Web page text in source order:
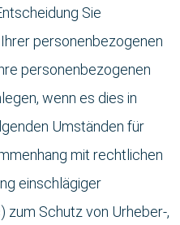
Sie
personenbezogenen
personenbezogenen
wenn es dies in
Umständen für
mit rechtlichen
einschlägiger
Schutz von Urheber-,